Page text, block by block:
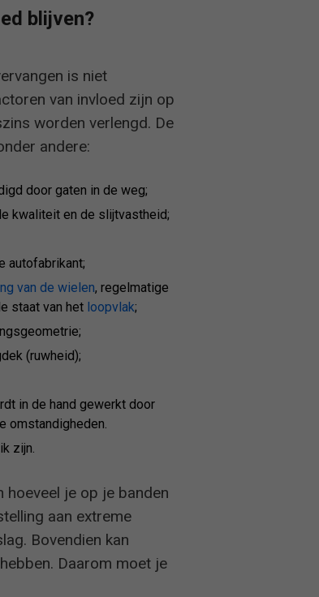
blijven?
is niet
van invloed zijn op
worden verlengd. De
andere:
door gaten in de weg;
kwaliteit en de slijtvastheid;
autofabrikant;
van de wielen, regelmatige
staat van het loopvlak;
(ruwheid);
in de hand gewerkt door
omstandigheden.
zijn.
hoeveel je op je banden
aan extreme
Bovendien kan
Daarom moet je